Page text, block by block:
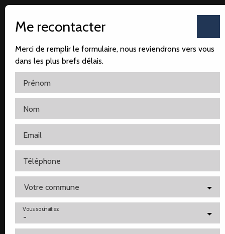
Accueil Notre agence Nos ventes Nos
Me recontacter
Merci de remplir le formulaire, nous reviendrons vers vous
dans les plus brefs délais.
Prénom
Nom
Email
Téléphone
Votre commune
-
Vous souhaitez